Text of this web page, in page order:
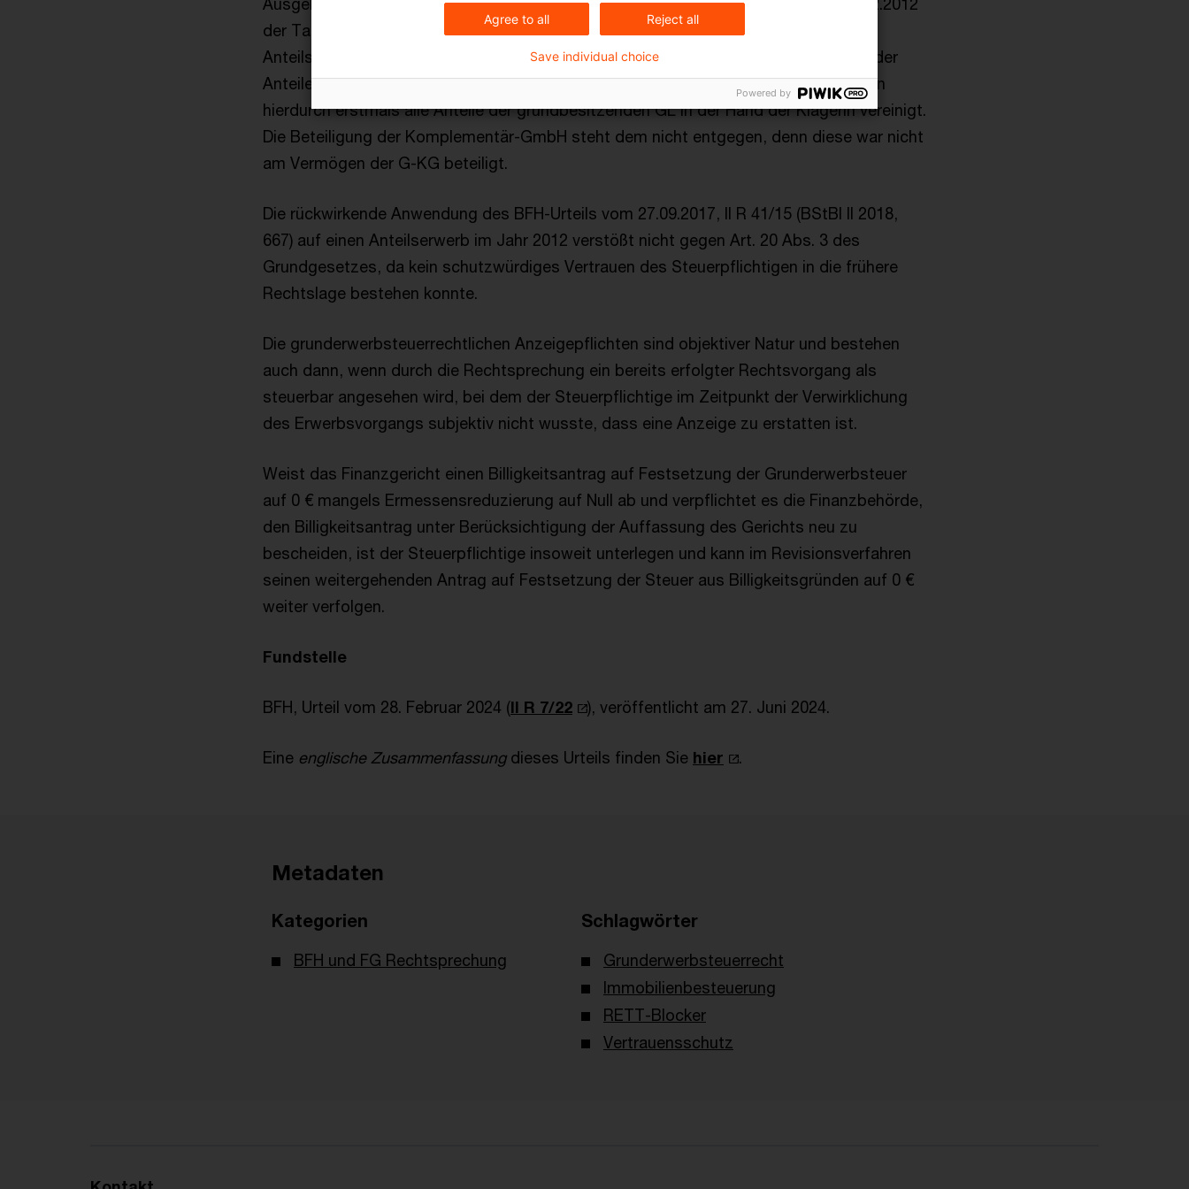
der Tatbestand des § 1 Abs. 3 Nr. 1 GrEStG erfüllt. Der Klägerin waren nach den
Anteilskaufverträgen 94 % der Anteile an der GL unmittelbar und die restlichen 6 % der
Anteile mittelbar über ihre 100%ige Beteiligung an der G-KG zuzurechnen. Es wurden
hierdurch erstmals alle Anteile der grundbesitzenden GL in der Hand der Klägerin vereinigt.
Die Beteiligung der Komplementär-GmbH steht dem nicht entgegen, denn diese war nicht
am Vermögen der G-KG beteiligt.
Die rückwirkende Anwendung des BFH-Urteils vom 27.09.2017, II R 41/15 (BStBl II 2018,
667) auf einen Anteilserwerb im Jahr 2012 verstößt nicht gegen Art. 20 Abs. 3 des
Grundgesetzes, da kein schutzwürdiges Vertrauen des Steuerpflichtigen in die frühere
Rechtslage bestehen konnte.
Die grunderwerbsteuerrechtlichen Anzeigepflichten sind objektiver Natur und bestehen
auch dann, wenn durch die Rechtsprechung ein bereits erfolgter Rechtsvorgang als
steuerbar angesehen wird, bei dem der Steuerpflichtige im Zeitpunkt der Verwirklichung
des Erwerbsvorgangs subjektiv nicht wusste, dass eine Anzeige zu erstatten ist.
Weist das Finanzgericht einen Billigkeitsantrag auf Festsetzung der Grunderwerbsteuer
auf 0 € mangels Ermessensreduzierung auf Null ab und verpflichtet es die Finanzbehörde,
den Billigkeitsantrag unter Berücksichtigung der Auffassung des Gerichts neu zu
bescheiden, ist der Steuerpflichtige insoweit unterlegen und kann im Revisionsverfahren
seinen weitergehenden Antrag auf Festsetzung der Steuer aus Billigkeitsgründen auf 0 €
weiter verfolgen.
Fundstelle
BFH, Urteil vom 28. Februar 2024 (II R 7/22 ), veröffentlicht am 27. Juni 2024.
Eine englische Zusammenfassung dieses Urteils finden Sie hier .
Metadaten
Kategorien
BFH und FG Rechtsprechung
Schlagwörter
Grunderwerbsteuerrecht
Immobilienbesteuerung
RETT-Blocker
Vertrauensschutz
Agree to all Reject all
Save individual choice
Powered by